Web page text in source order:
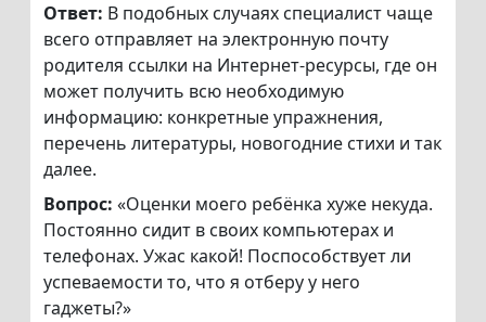
Ответ: В подобных случаях специалист чаще
всего отправляет на электронную почту
родителя ссылки на Интернет-ресурсы, где он
может получить всю необходимую
информацию: конкретные упражнения,
перечень литературы, новогодние стихи и так
далее.
Вопрос: «Оценки моего ребёнка хуже некуда.
Постоянно сидит в своих компьютерах и
телефонах. Ужас какой! Поспособствует ли
успеваемости то, что я отберу у него
гаджеты?»